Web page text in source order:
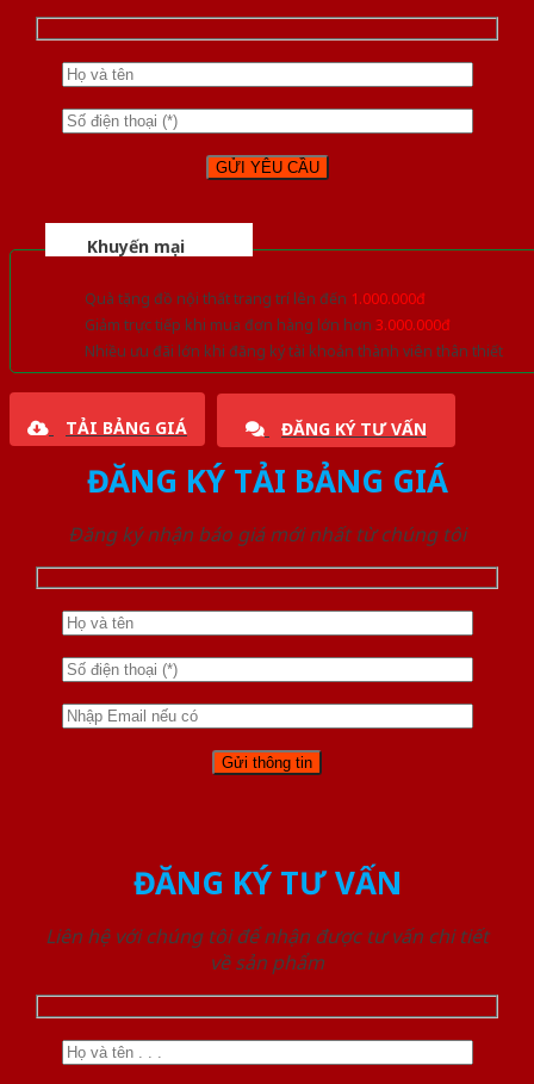
Khuyến mại
Quà tặng đồ nội thất trang trí lên đến 1.000.000đ
Giảm trực tiếp khi mua đơn hàng lớn hơn 3.000.000đ
Nhiều ưu đãi lớn khi đăng ký tài khoản thành viên thân thiết
TẢI BẢNG GIÁ ĐĂNG KÝ TƯ VẤN
ĐĂNG KÝ TẢI BẢNG GIÁ
Đăng ký nhận báo giá mới nhất từ chúng tôi
ĐĂNG KÝ TƯ VẤN
Liên hệ với chúng tôi để nhận được tư vấn chi tiết
về sản phẩm